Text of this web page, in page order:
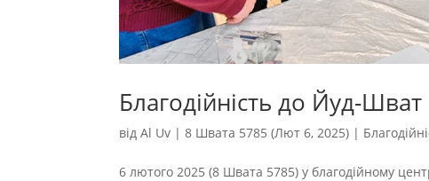
Благодійність до Йуд-Шват
відAl Uv |8 Швата 5785 (Лют 6, 2025) |
6 лютого 2025 (8 Швата 5785) у благодійному